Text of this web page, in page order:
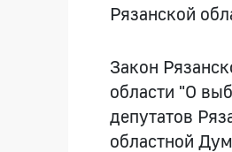
Рязанской
Закон
области "О
депутатов
областной